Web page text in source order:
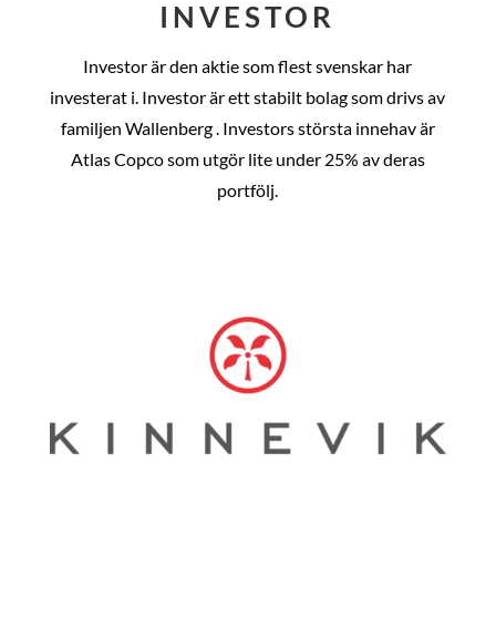
INVESTOR
Investor är den aktie som flest svenskar har
investerat i. Investor är ett stabilt bolag som drivs av
familjen Wallenberg . Investors största innehav är
Atlas Copco som utgör lite under 25% av deras
portfölj.